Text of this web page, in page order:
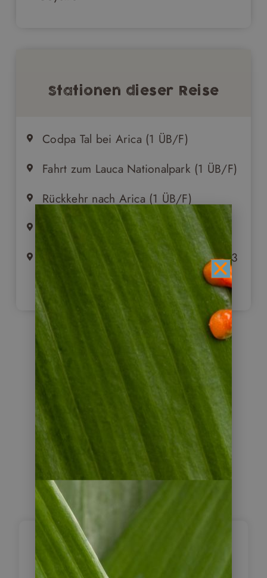
Stationen dieser Reise
Codpa Tal bei Arica (1 ÜB/F)
Fahrt zum Lauca Nationalpark (1 ÜB/F)
Rückkehr nach Arica (1 ÜB/F)
Fahrt nach Iquique (1ÜB/F)
Erkundungen in der Atacama Wüste (3
Reiseverlauf
Ankunft in Arica –
Fahrt ins CodpaTal